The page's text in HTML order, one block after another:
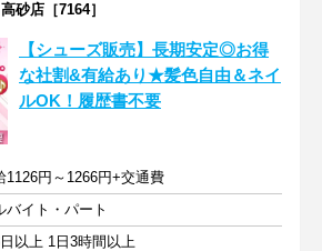
砂店［7164］
【シューズ販売】長期安定◎お得
な社割&有給あり★髪色自由＆ネイ
ルOK！履歴書不要
1126円～1266円+交通費
バイト・パート
以上 1日3時間以上